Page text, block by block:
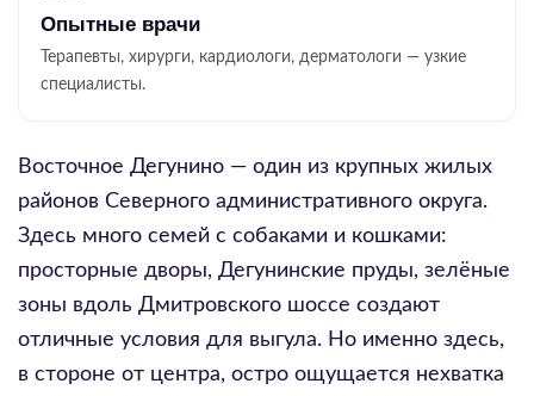
Опытные врачи
Терапевты, хирурги, кардиологи, дерматологи — узкие
специалисты.
Восточное Дегунино — один из крупных жилых
районов Северного административного округа.
Здесь много семей с собаками и кошками:
просторные дворы, Дегунинские пруды, зелёные
зоны вдоль Дмитровского шоссе создают
отличные условия для выгула. Но именно здесь,
в стороне от центра, остро ощущается нехватка